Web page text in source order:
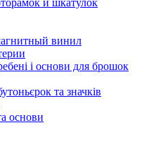
и шкатулок
винил
і основи для брошок
та значків
основи